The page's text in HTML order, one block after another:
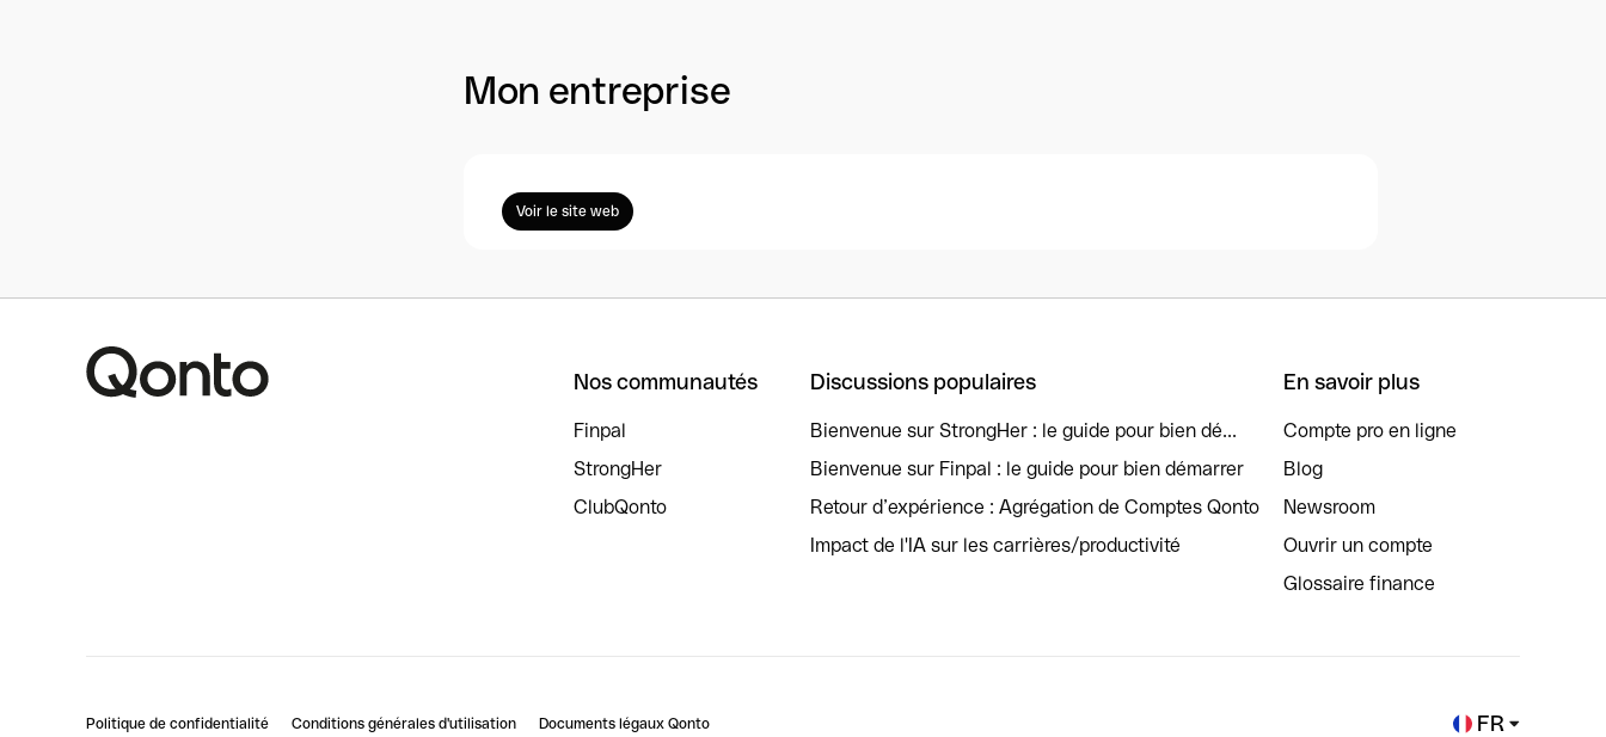
Mon entreprise
Voir le site web
Nos communautés
Finpal
StrongHer
ClubQonto
Discussions populaires
Bienvenue sur StrongHer : le guide pour bien dé...
Bienvenue sur Finpal : le guide pour bien démarrer
Retour d’expérience : Agrégation de Comptes Qonto
Impact de l'IA sur les carrières/productivité
En savoir plus
Compte pro en ligne
Blog
Newsroom
Ouvrir un compte
Glossaire finance
Politique de confidentialité Conditions générales d'utilisation Documents légaux Qonto FR